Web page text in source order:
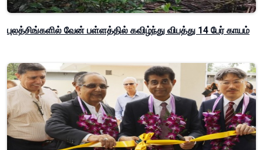
புலத்சிங்களில் வேன் பள்ளத்தில் கவிழ்ந்து விபத்து 14 பேர் காயம்